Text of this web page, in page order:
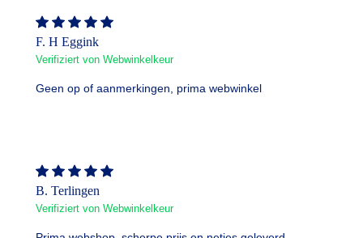
F. H Eggink
Verifiziert von Webwinkelkeur
Geen op of aanmerkingen, prima webwinkel
B. Terlingen
Verifiziert von Webwinkelkeur